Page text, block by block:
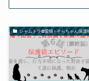
シャムトラ✿愛猫♀そらちゃん保護